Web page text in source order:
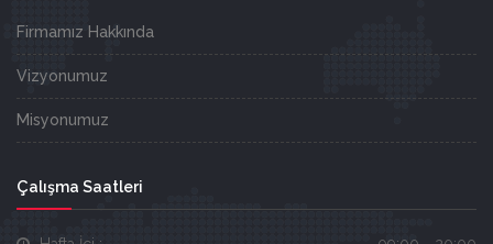
Firmamız Hakkında
Vizyonumuz
Misyonumuz
Çalışma Saatleri